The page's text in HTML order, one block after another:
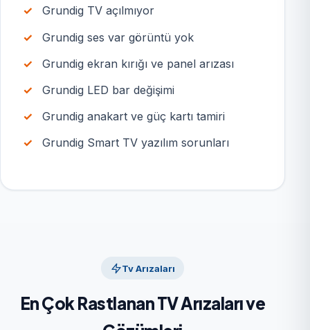
Grundig TV açılmıyor
Grundig ses var görüntü yok
Grundig ekran kırığı ve panel arızası
Grundig LED bar değişimi
Grundig anakart ve güç kartı tamiri
Grundig Smart TV yazılım sorunları
Tv Arızaları
En Çok Rastlanan TV Arızaları ve